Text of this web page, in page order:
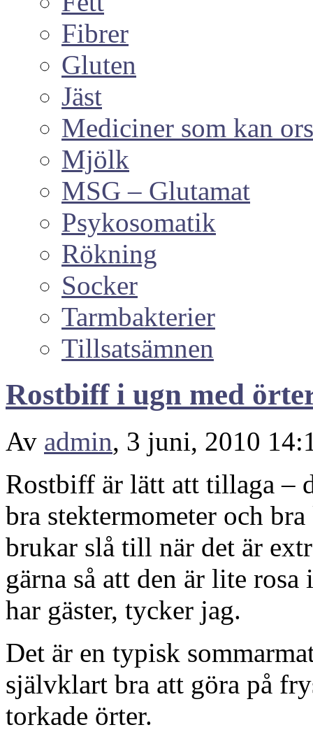
Fibrer
Gluten
Jäst
Mediciner som kan
Mjölk
MSG – Glutamat
Psykosomatik
Rökning
Socker
Tarmbakterier
Tillsatsämnen
Rostbiff i ugn med
Av admin, 3 juni, 2010
Rostbiff är lätt att tillaga –
bra stektermometer och
brukar slå till när det är
gärna så att den är lite
har gäster, tycker jag.
Det är en typisk
självklart bra att göra på
torkade örter.